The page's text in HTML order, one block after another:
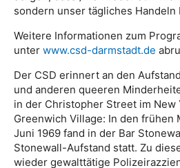
sondern unser tägliches Handeln
Weitere Informationen zum
unter www.csd-darmstadt.de
Der CSD erinnert an den
und anderen queeren
in der Christopher Street im
Greenwich Village: In den frühen
Juni 1969 fand in der Bar
Stonewall-Aufstand statt. Zu
wieder gewalttätige